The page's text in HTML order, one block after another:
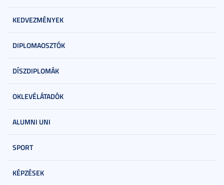
KEDVEZMÉNYEK
DIPLOMAOSZTÓK
DÍSZDIPLOMÁK
OKLEVÉLÁTADÓK
ALUMNI UNI
SPORT
KÉPZÉSEK